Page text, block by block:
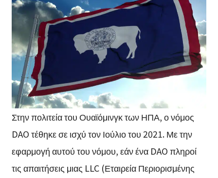
Στην πολιτεία του Ουαϊόμινγκ των ΗΠΑ, ο νόμος
DAO τέθηκε σε ισχύ τον Ιούλιο του 2021. Με την
εφαρμογή αυτού του νόμου, εάν ένα DAO πληροί
τις απαιτήσεις μιας LLC (Εταιρεία Περιορισμένης